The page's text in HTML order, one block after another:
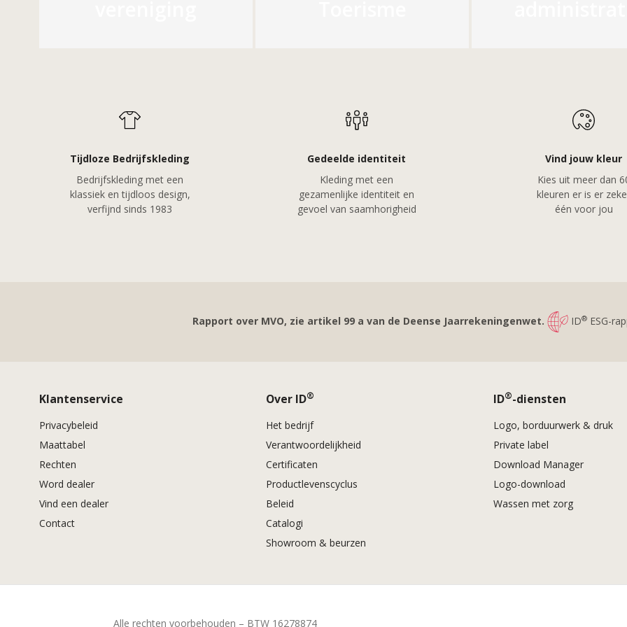
Tijdloze Bedrijfskleding
Bedrijfskleding met een
klassiek en tijdloos design,
verfijnd sinds 1983
Gedeelde identiteit
Kleding met een
gezamenlijke identiteit en
gevoel van saamhorigheid
Vind jouw kleur
Kies uit meer dan
kleuren er is er
één voor jou
Rapport over MVO, zie artikel 99 a van de Deense Jaarrekeningenwet. ID® ESG-
Klantenservice
Privacybeleid
Maattabel
Rechten
Word dealer
Vind een dealer
Contact
Over ID®
Het bedrijf
Verantwoordelijkheid
Certificaten
Productlevenscyclus
Beleid
Catalogi
Showroom & beurzen
ID®-diensten
Logo, borduurwerk & druk
Private label
Download Manager
Logo-download
Wassen met zorg
Alle rechten voorbehouden – BTW 16278874